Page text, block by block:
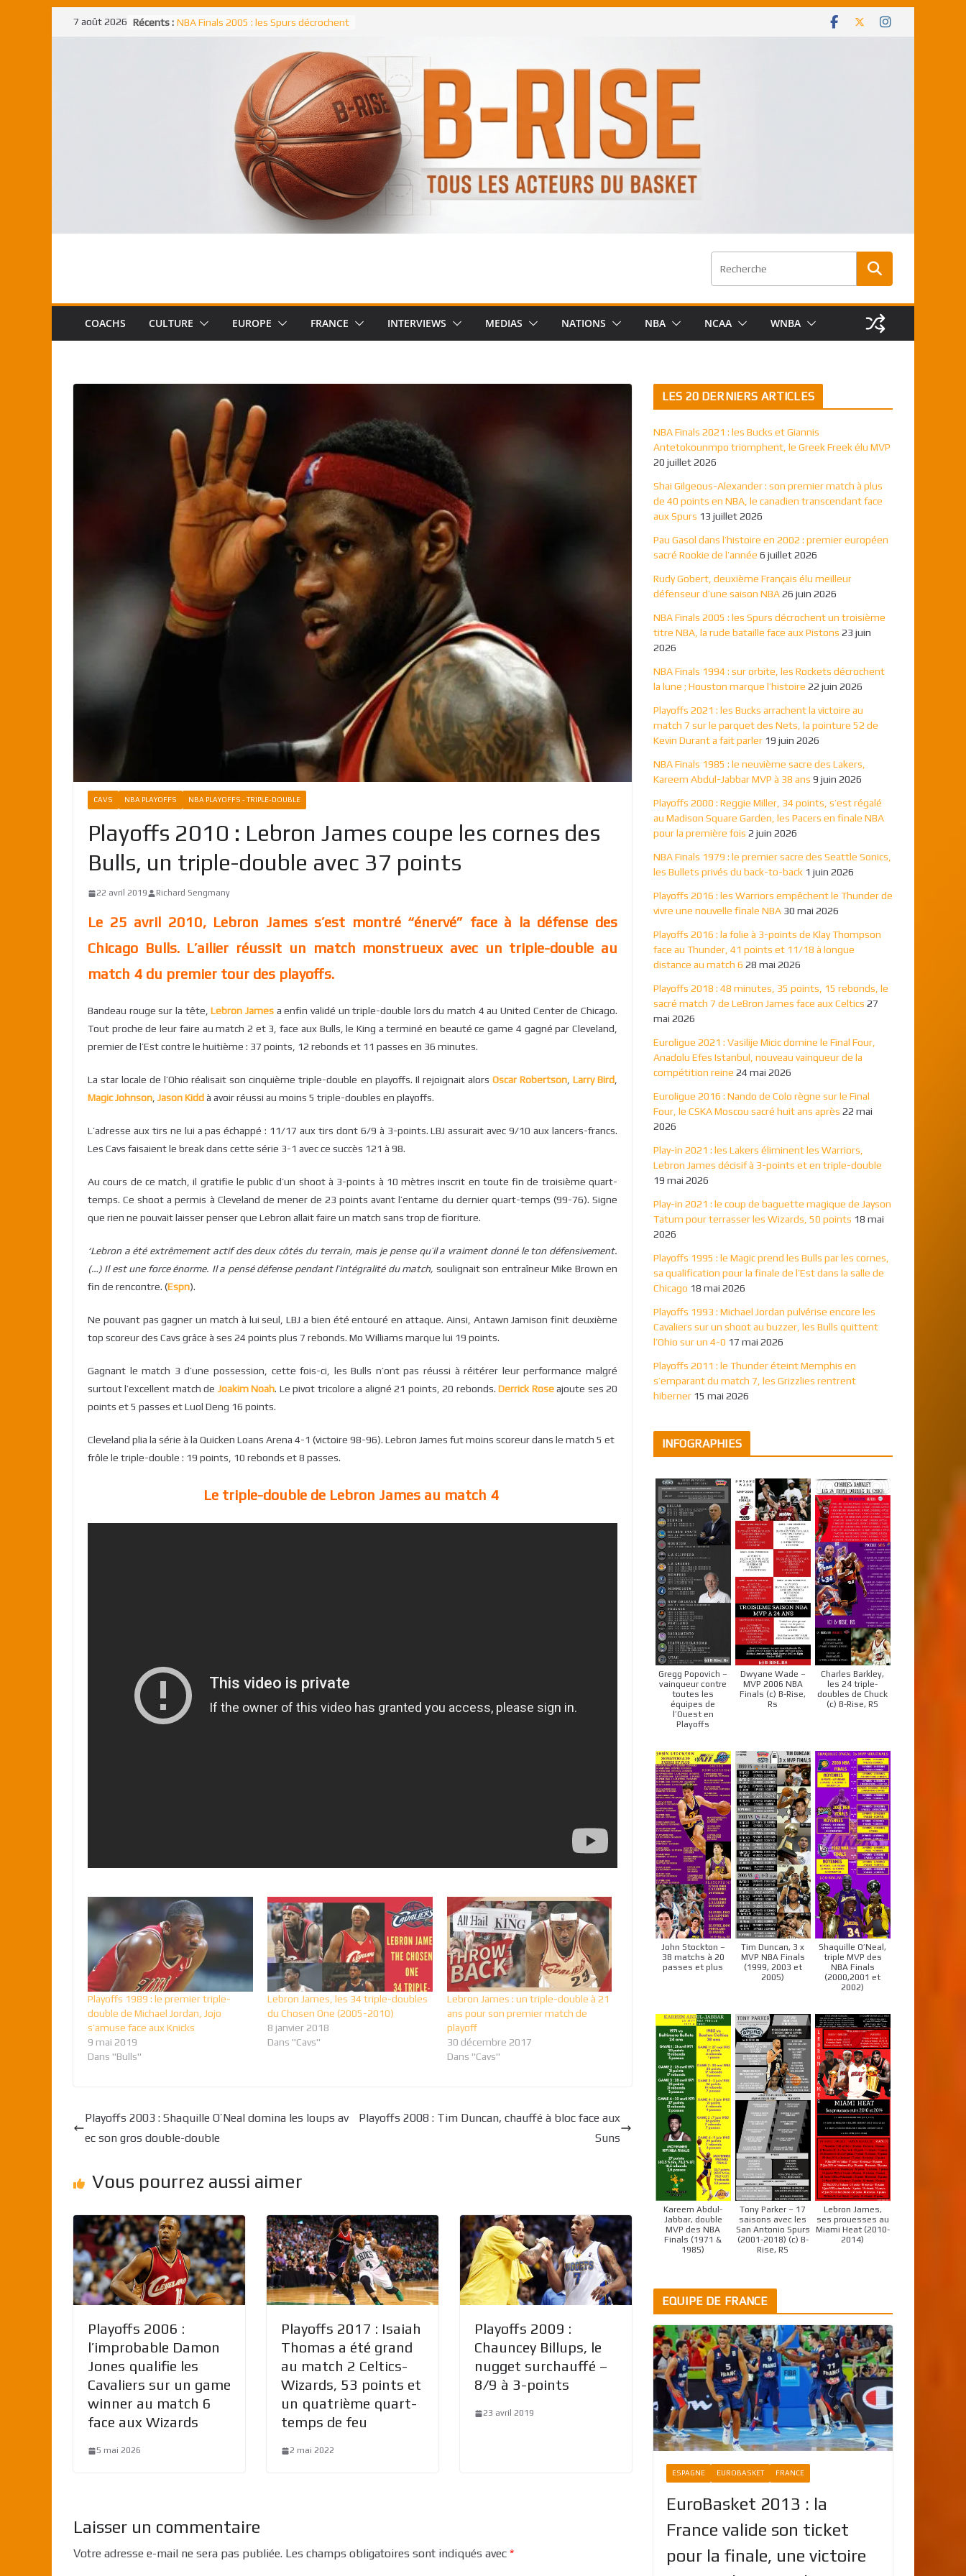
Passer7 août 2026 Récents : NBA Finals 2005 : les Spurs décrochent
NBA Finals 2021 : les Bucks et Giannis
Antetokounmpo triomphent, le Greek
Shai Gilgeous-Alexander : son premier
match à plus de 40 points en NBA, le
canadien transcendant face aux Spurs
Pau Gasol dans l’histoire en 2002 :
premier européen sacré Rookie de
Rudy Gobert, deuxième Français élu
meilleur défenseur d’une saison NBA
COACHS CULTURE EUROPE FRANCE INTERVIEWS MEDIAS NATIONS NBA NCAA WNBA
CAVS NBA PLAYOFFS NBA PLAYOFFS - TRIPLE-DOUBLE
Playoffs 2010 : Lebron James coupe les cornes des
Bulls, un triple-double avec 37 points
22 avril 2019 Richard Sengmany
Le 25 avril 2010, Lebron James s’est montré “énervé” face à la défense des
Chicago Bulls. L’ailier réussit un match monstrueux avec un triple-double au
match 4 du premier tour des playoffs.
Bandeau rouge sur la tête,Lebron Jamesa enfin validé un triple-double lors du match 4 au United Center de Chicago.
Tout proche de leur faire au match 2 et 3, face aux Bulls, le King a terminé en beauté ce game 4 gagné par Cleveland,
premier de l’Est contre le huitième : 37 points, 12 rebonds et 11 passes en 36 minutes.
La star locale de l’Ohio réalisait son cinquième triple-double en playoffs. Il rejoignait alors Oscar Robertson, Larry Bird,
Magic Johnson, Jason Kiddà avoir réussi au moins 5 triple-doubles en playoffs.
L’adresse aux tirs ne lui a pas échappé : 11/17 aux tirs dont 6/9 à 3-points. LBJ assurait avec 9/10 aux lancers-francs.
Les Cavs faisaient le break dans cette série 3-1 avec ce succès 121 à 98.
Au cours de ce match, il gratifie le public d’un shoot à 3-points à 10 mètres inscrit en toute fin de troisième quart-
temps. Ce shoot a permis à Cleveland de mener de 23 points avant l’entame du dernier quart-temps (99-76). Signe
que rien ne pouvait laisser penser que Lebron allait faire un match sans trop de fioriture.
‘Lebron a été extrêmement actif des deux côtés du terrain, mais je pense qu’il a vraiment donné le ton défensivement.
(…) Il est une force énorme. Il a pensé défense pendant l’intégralité du match, soulignait son entraîneur Mike Brown en
fin de rencontre. (Espn).
Ne pouvant pas gagner un match à lui seul, LBJ a bien été entouré en attaque. Ainsi, Antawn Jamison finit deuxième
top scoreur des Cavs grâce à ses 24 points plus 7 rebonds. Mo Williams marque lui 19 points.
Gagnant le match 3 d’une possession, cette fois-ci, les Bulls n’ont pas réussi à réitérer leur performance malgré
surtout l’excellent match de Joakim Noah. Le pivot tricolore a aligné 21 points, 20 rebonds.Derrick Rose ajoute ses 20
points et 5 passes et Luol Deng 16 points.
Cleveland plia la série à la Quicken Loans Arena 4-1 (victoire 98-96). Lebron James fut moins scoreur dans le match 5 et
frôle le triple-double : 19 points, 10 rebonds et 8 passes.
Le triple-double de Lebron James au match 4
Playoffs 1989 : le premier triple-
double de Michael Jordan, Jojo
s’amuse face aux Knicks
9 mai 2019
Dans "Bulls"
Lebron James, les 34 triple-doubles
du Chosen One (2005-2010)
8 janvier 2018
Dans "Cavs"
Lebron James : un triple-double à 21
ans pour son premier match de
playoff
30 décembre 2017
Dans "Cavs"
Playoffs 2003 : Shaquille O’Neal domina les loups av
ec son gros double-double
Playoffs 2008 : Tim Duncan, chauffé à bloc face aux
Suns
Vous pourrez aussi aimer
Playoffs 2006 :
l’improbable Damon
Jones qualifie les
Cavaliers sur un game
winner au match 6
face aux Wizards
5 mai 2026
Playoffs 2017 : Isaiah
Thomas a été grand
au match 2 Celtics-
Wizards, 53 points et
un quatrième quart-
temps de feu
2 mai 2022
Playoffs 2009 :
Chauncey Billups, le
nugget surchauffé –
8/9 à 3-points
23 avril 2019
Laisser un commentaire
Votre adresse e-mail ne sera pas publiée. Les champs obligatoires sont indiqués avec *
LES 20 DERNIERS ARTICLES
NBA Finals 2021 : les Bucks et Giannis
Antetokounmpo triomphent, le Greek Freek élu MVP
20 juillet 2026
Shai Gilgeous-Alexander : son premier match à plus
de 40 points en NBA, le canadien transcendant face
aux Spurs 13 juillet 2026
Pau Gasol dans l’histoire en 2002 : premier européen
sacré Rookie de l’année 6 juillet 2026
Rudy Gobert, deuxième Français élu meilleur
défenseur d’une saison NBA26 juin 2026
NBA Finals 2005 : les Spurs décrochent un troisième
titre NBA, la rude bataille face aux Pistons 23 juin
2026
NBA Finals 1994 : sur orbite, les Rockets décrochent
la lune ; Houston marque l’histoire 22 juin 2026
Playoffs 2021 : les Bucks arrachent la victoire au
match 7 sur le parquet des Nets, la pointure 52 de
Kevin Durant a fait parler 19 juin 2026
NBA Finals 1985 : le neuvième sacre des Lakers,
Kareem Abdul-Jabbar MVP à 38 ans 9 juin 2026
Playoffs 2000 : Reggie Miller, 34 points, s’est régalé
au Madison Square Garden, les Pacers en finale NBA
pour la première fois 2 juin 2026
NBA Finals 1979 : le premier sacre des Seattle Sonics,
les Bullets privés du back-to-back 1 juin 2026
Playoffs 2016 : les Warriors empêchent le Thunder de
vivre une nouvelle finale NBA 30 mai 2026
Playoffs 2016 : la folie à 3-points de Klay Thompson
face au Thunder, 41 points et 11/18 à longue
distance au match 6 28 mai 2026
Playoffs 2018 : 48 minutes, 35 points, 15 rebonds, le
sacré match 7 de LeBron James face aux Celtics 27
mai 2026
Euroligue 2021 : Vasilije Micic domine le Final Four,
Anadolu Efes Istanbul, nouveau vainqueur de la
compétition reine 24 mai 2026
Euroligue 2016 : Nando de Colo règne sur le Final
Four, le CSKA Moscou sacré huit ans après 22 mai
2026
Play-in 2021 : les Lakers éliminent les Warriors,
Lebron James décisif à 3-points et en triple-double
19 mai 2026
Play-in 2021 : le coup de baguette magique de Jayson
Tatum pour terrasser les Wizards, 50 points 18 mai
2026
Playoffs 1995 : le Magic prend les Bulls par les cornes,
sa qualification pour la finale de l’Est dans la salle de
Chicago 18 mai 2026
Playoffs 1993 : Michael Jordan pulvérise encore les
Cavaliers sur un shoot au buzzer, les Bulls quittent
l’Ohio sur un 4-0 17 mai 2026
Playoffs 2011 : le Thunder éteint Memphis en
s’emparant du match 7, les Grizzlies rentrent
hiberner 15 mai 2026
INFOGRAPHIES
Gregg Popovich –
vainqueur contre
toutes les
équipes de
l’Ouest en
Playoffs
Dwyane Wade –
MVP 2006 NBA
Finals (c) B-Rise,
Rs
Charles Barkley,
les 24 triple-
doubles de Chuck
(c) B-Rise, RS
John Stockton –
38 matchs à 20
passes et plus
Tim Duncan, 3 x
MVP NBA Finals
(1999, 2003 et
2005)
Shaquille O’Neal,
triple MVP des
NBA Finals
(2000,2001 et
2002)
Kareem Abdul-
Jabbar, double
MVP des NBA
Finals (1971 &
1985)
Tony Parker – 17
saisons avec les
San Antonio Spurs
(2001-2018) (c) B-
Rise, RS
Lebron James,
ses prouesses au
Miami Heat (2010-
2014)
EQUIPE DE FRANCE
ESPAGNE EUROBASKET FRANCE
EuroBasket 2013 : la
France valide son ticket
pour la finale, une victoire